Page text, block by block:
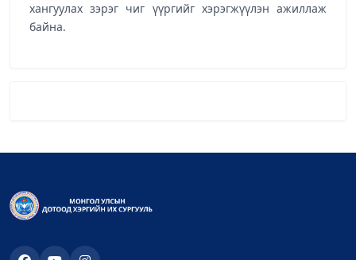
хангуулах зэрэг чиг үүргийг хэрэгжүүлэн ажиллаж
байна.